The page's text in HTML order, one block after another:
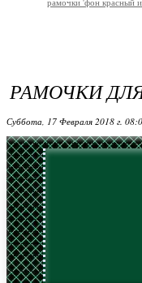
рамочки 'фон красный
РАМОЧКИ
Суббота, 17 Февраля 2018 г.